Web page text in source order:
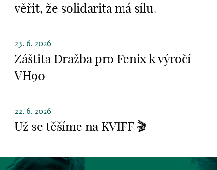
věřit, že solidarita má sílu.
23. 6. 2026
Záštita Dražba pro Fenix k výročí
VH90
22. 6. 2026
Už se těšíme na KVIFF 🎬